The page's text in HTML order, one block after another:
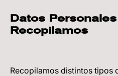
Datos
Recopilamos
Recopilamos distintos tipos